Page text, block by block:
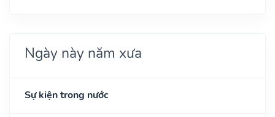
Ngày này năm xưa
Sự kiện trong nước